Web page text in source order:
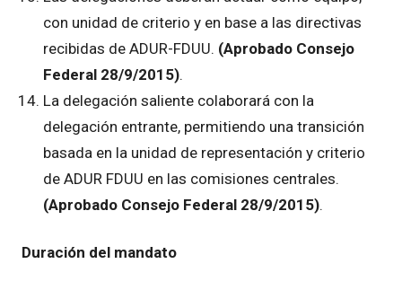
con unidad de criterio y en base a las directivas
recibidas de ADUR-FDUU. (Aprobado Consejo
Federal 28/9/2015).
La delegación saliente colaborará con la
delegación entrante, permitiendo una transición
basada en la unidad de representación y criterio
de ADUR FDUU en las comisiones centrales.
(Aprobado Consejo Federal 28/9/2015).
Duración del mandato